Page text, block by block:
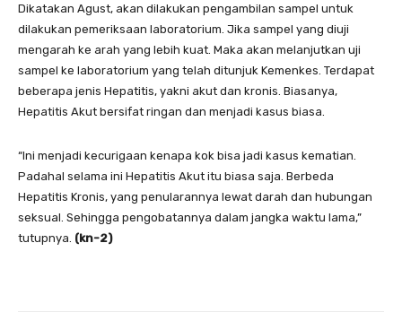
Dikatakan Agust, akan dilakukan pengambilan sampel untuk
dilakukan pemeriksaan laboratorium. Jika sampel yang diuji
mengarah ke arah yang lebih kuat. Maka akan melanjutkan uji
sampel ke laboratorium yang telah ditunjuk Kemenkes. Terdapat
beberapa jenis Hepatitis, yakni akut dan kronis. Biasanya,
Hepatitis Akut bersifat ringan dan menjadi kasus biasa.
“Ini menjadi kecurigaan kenapa kok bisa jadi kasus kematian.
Padahal selama ini Hepatitis Akut itu biasa saja. Berbeda
Hepatitis Kronis, yang penularannya lewat darah dan hubungan
seksual. Sehingga pengobatannya dalam jangka waktu lama,”
tutupnya. (kn-2)